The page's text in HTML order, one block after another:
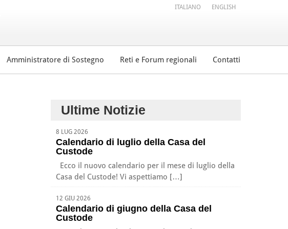
Amministratore di Sostegno Reti e Forum regionali Contatti
ITALIANO ENGLISH
Ultime Notizie
8 LUG 2026
Calendario di luglio della Casa del
Custode
Ecco il nuovo calendario per il mese di luglio della
Casa del Custode! Vi aspettiamo […]
12 GIU 2026
Calendario di giugno della Casa del
Custode